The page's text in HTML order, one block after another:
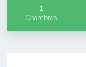
1
Chambres